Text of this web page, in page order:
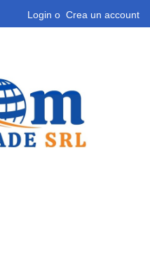
Login o Crea un account